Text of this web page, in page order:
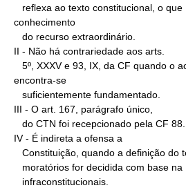
conhecimento
II - Não há contrariedade aos arts.
encontra-se
III - O art. 167, parágrafo único,
IV - É indireta a ofensa a